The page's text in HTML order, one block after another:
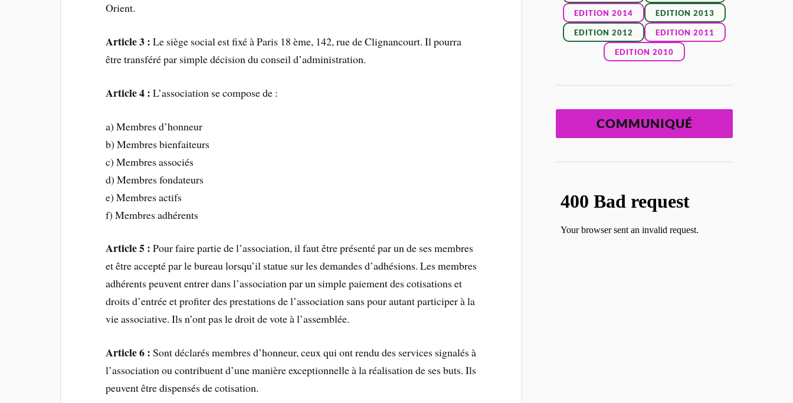
Orient.
Article 3 : Le siège social est fixé à Paris 18 ème, 142, rue de Clignancourt. Il pourra
être transféré par simple décision du conseil d’administration.
Article 4 : L’association se compose de :
a) Membres d’honneur
b) Membres bienfaiteurs
c) Membres associés
d) Membres fondateurs
e) Membres actifs
f) Membres adhérents
Article 5 : Pour faire partie de l’association, il faut être présenté par un de ses membres
et être accepté par le bureau lorsqu’il statue sur les demandes d’adhésions. Les membres
adhérents peuvent entrer dans l’association par un simple paiement des cotisations et
droits d’entrée et profiter des prestations de l’association sans pour autant participer à la
vie associative. Ils n’ont pas le droit de vote à l’assemblée.
Article 6 : Sont déclarés membres d’honneur, ceux qui ont rendu des services signalés à
l’association ou contribuent d’une manière exceptionnelle à la réalisation de ses buts. Ils
peuvent être dispensés de cotisation.
EDITION 2014 EDITION 2013
EDITION 2012 EDITION 2011
EDITION 2010
COMMUNIQUÉ